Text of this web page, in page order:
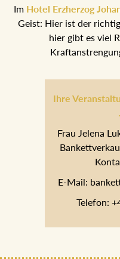
Im Hotel Erzherzog
Geist: Hier ist der
hier gibt es viel
Ihre
Frau Jelena
E-Mail:
Telefon: